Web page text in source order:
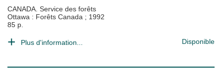
CANADA. Service des forêts
Ottawa : Forêts Canada ; 1992
85 p.
Plus d'information... Disponible